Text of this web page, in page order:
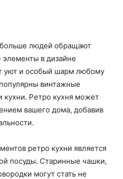
людей обращают
в дизайне
уют и особый шарм любому
винтажные
Ретро кухня может
вашего дома, добавив
ретро кухни является
посуды. Старинные чашки,
могут стать не